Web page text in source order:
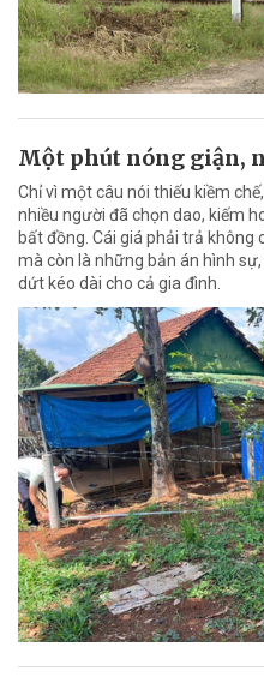
Một phút nóng giận,
Chỉ vì một câu nói thiếu kiềm
nhiều người đã chọn dao, kiếm
bất đồng. Cái giá phải trả
mà còn là những bản án hình
dứt kéo dài cho cả gia đình.